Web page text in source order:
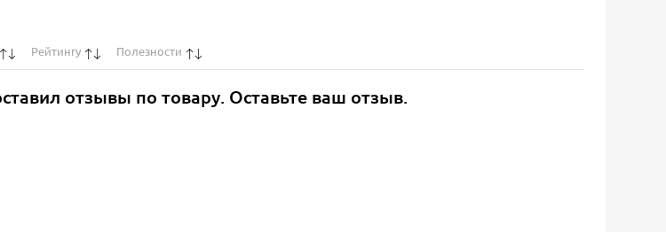
Рейтингу Полезности
отзывы по товару. Оставьте ваш отзыв.